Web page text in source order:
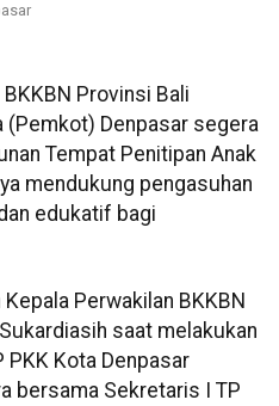
Provinsi Bali
(Pemkot) Denpasar segera
Tempat Penitipan Anak
mendukung pengasuhan
edukatif bagi
Perwakilan BKKBN
saat melakukan
PKK Kota Denpasar
bersama Sekretaris I TP